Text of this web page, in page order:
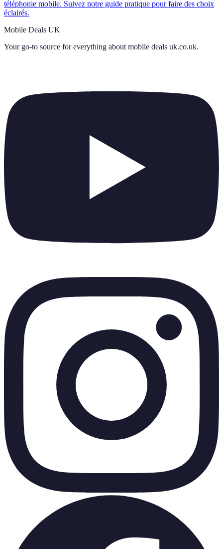
téléphonie mobile. Suivez notre guide pratique pour faire des choix
éclairés.
Mobile Deals UK
Your go-to source for everything about mobile deals uk.co.uk.